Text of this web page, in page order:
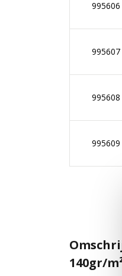
995606
995607
995608
995609
140gr/